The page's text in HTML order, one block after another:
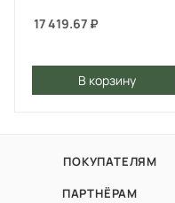
17 419.67 ₽
В корзину
ПОКУПАТЕЛЯМ
ПАРТНЁРАМ